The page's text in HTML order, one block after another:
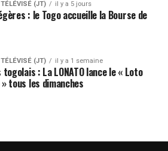
(JT) il y a 5 jours
: le Togo accueille la Bourse de
(JT) il y a 1 semaine
: La LONATO lance le « Loto
tous les dimanches